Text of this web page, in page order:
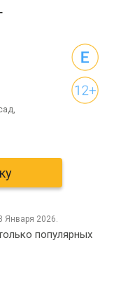
Января 2026.
популярных